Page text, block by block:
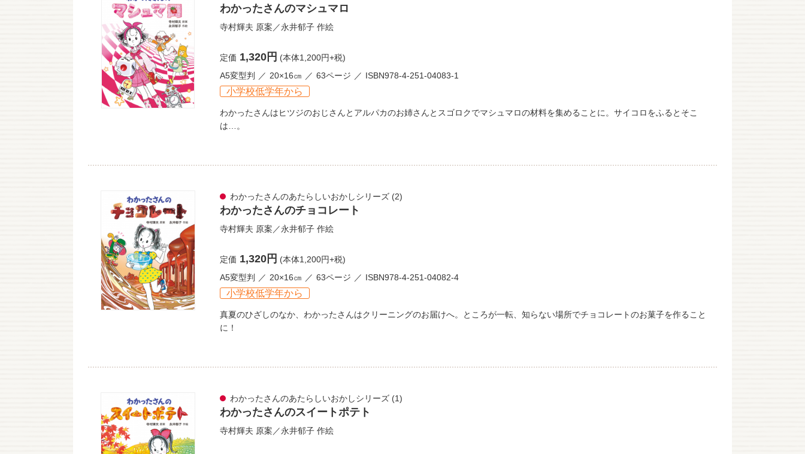
わかったさんのマシュマロ
寺村輝夫 原案／永井郁子 作絵
定価 1,320円 (本体1,200円+税)
A5変型判
20×16㎝ 63ページ ISBN978-4-251-04083-1
小学校低学年から
わかったさんはヒツジのおじさんとアルパカのお姉さんとスゴロクでマシュマロの材料を集めることに。サイコロをふるとそこ
は…。
わかったさんのあたらしいおかしシリーズ(2)
わかったさんのチョコレート
寺村輝夫 原案／永井郁子 作絵
定価 1,320円 (本体1,200円+税)
A5変型判
20×16㎝ 63ページ ISBN978-4-251-04082-4
小学校低学年から
真夏のひざしのなか、わかったさんはクリーニングのお届けへ。ところが一転、知らない場所でチョコレートのお菓子を作ること
に！
わかったさんのあたらしいおかしシリーズ(1)
わかったさんのスイートポテト
寺村輝夫 原案／永井郁子 作絵